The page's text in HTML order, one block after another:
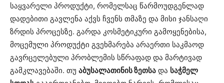
საყვარელი პროდუქტი, რომელსაც წარმოუდგენლად
დადებითი გავლენა აქვს ჩვენს თმაზე და მისი ჯანსაღი
ზრდის პროცესზე. გარდა კოსმეტიკური გამოყენებისა,
მოცემული პროდუქტი გვეხმარება არაერთი საკმაოდ
გავრცელებული პრობლემის სწრაფად და მარტივად
გამკლავებაში. თუ აბუსალათინის ზეთსა და საჭმელ